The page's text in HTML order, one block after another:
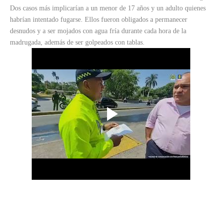
Dos casos más implicarían a un menor de 17 años y un adulto quienes
habrían intentado fugarse. Ellos fueron obligados a permanecer
desnudos y a ser mojados con agua fría durante cada hora de la
madrugada, además de ser golpeados con tablas.